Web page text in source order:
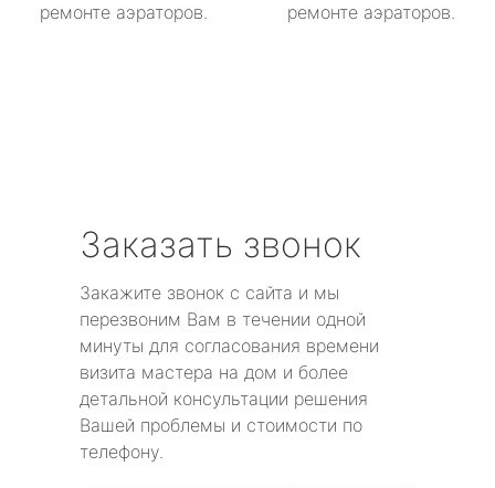
ремонте аэраторов.
ремонте аэраторов.
Заказать звонок
Закажите звонок с сайта и мы
перезвоним Вам в течении одной
минуты для согласования времени
визита мастера на дом и более
детальной консультации решения
Вашей проблемы и стоимости по
телефону.